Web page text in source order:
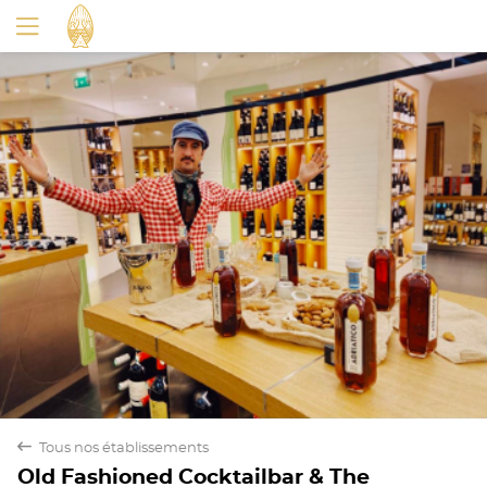
back Tous nos établissements
Old Fashioned Cocktailbar & The